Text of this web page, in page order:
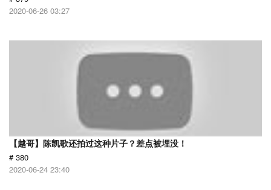
2020-06-26 03:27
【越哥】陈凯歌还拍过这种片子？差点被埋没！
# 380
2020-06-24 23:40